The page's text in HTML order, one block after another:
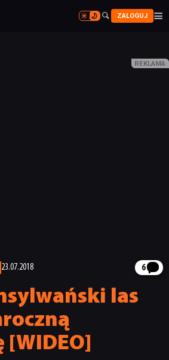

 ZALOGUJ 

23.07.2018 6
las